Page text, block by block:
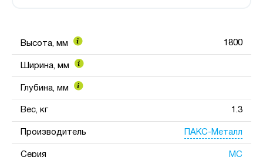
Высота, мм 1800
Ширина, мм
Глубина, мм
Вес, кг 1.3
Производитель ПАКС-Металл
Серия МС